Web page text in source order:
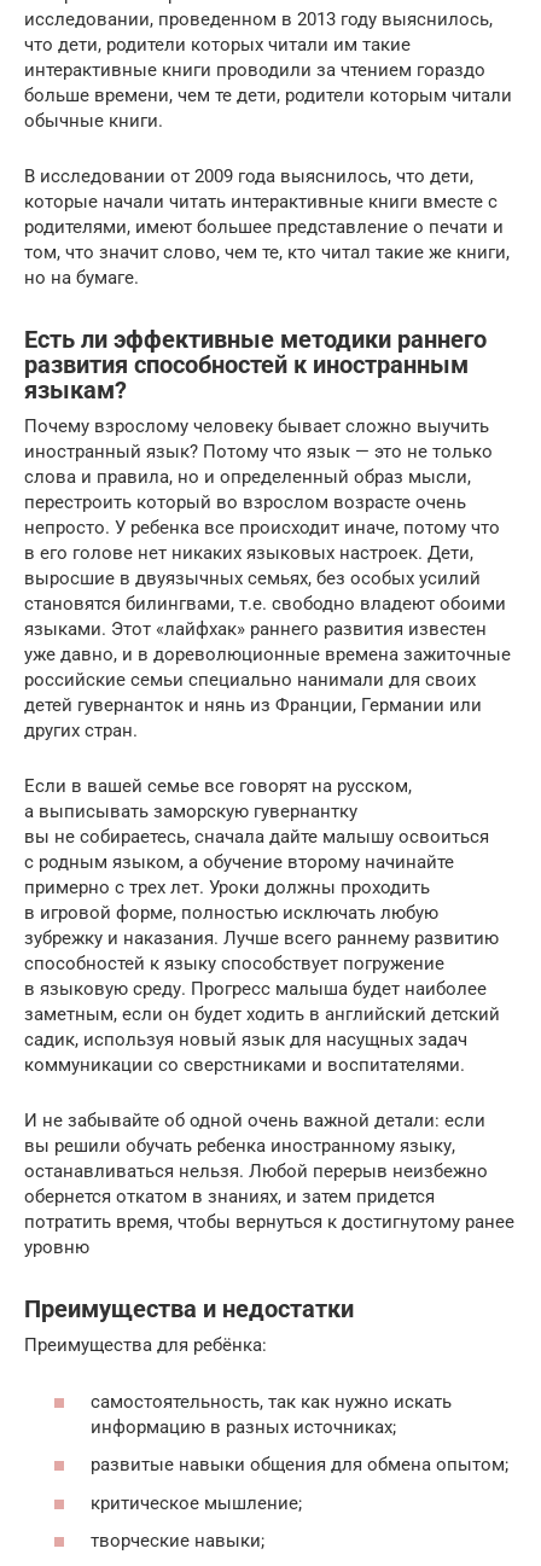
исследовании, проведенном в 2013 году выяснилось,
что дети, родители которых читали им такие
интерактивные книги проводили за чтением гораздо
больше времени, чем те дети, родители которым читали
обычные книги.
В исследовании от 2009 года выяснилось, что дети,
которые начали читать интерактивные книги вместе с
родителями, имеют большее представление о печати и
том, что значит слово, чем те, кто читал такие же книги,
но на бумаге.
Есть ли эффективные методики раннего
развития способностей к иностранным
языкам?
Почему взрослому человеку бывает сложно выучить
иностранный язык? Потому что язык — это не только
слова и правила, но и определенный образ мысли,
перестроить который во взрослом возрасте очень
непросто. У ребенка все происходит иначе, потому что
в его голове нет никаких языковых настроек. Дети,
выросшие в двуязычных семьях, без особых усилий
становятся билингвами, т.е. свободно владеют обоими
языками. Этот «лайфхак» раннего развития известен
уже давно, и в дореволюционные времена зажиточные
российские семьи специально нанимали для своих
детей гувернанток и нянь из Франции, Германии или
других стран.
Если в вашей семье все говорят на русском,
а выписывать заморскую гувернантку
вы не собираетесь, сначала дайте малышу освоиться
с родным языком, а обучение второму начинайте
примерно с трех лет. Уроки должны проходить
в игровой форме, полностью исключать любую
зубрежку и наказания. Лучше всего раннему развитию
способностей к языку способствует погружение
в языковую среду. Прогресс малыша будет наиболее
заметным, если он будет ходить в английский детский
садик, используя новый язык для насущных задач
коммуникации со сверстниками и воспитателями.
И не забывайте об одной очень важной детали: если
вы решили обучать ребенка иностранному языку,
останавливаться нельзя. Любой перерыв неизбежно
обернется откатом в знаниях, и затем придется
потратить время, чтобы вернуться к достигнутому ранее
уровню
Преимущества и недостатки
Преимущества для ребёнка:
самостоятельность, так как нужно искать
информацию в разных источниках;
развитые навыки общения для обмена опытом;
критическое мышление;
творческие навыки;